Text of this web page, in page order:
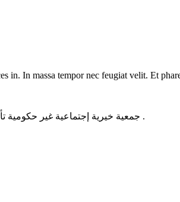
In massa tempor nec feugiat velit. Et
جمعية خيرية إجتماعية غير حكومية تأسست عام 2011 من أجل تطوير المجتمع وتقديم المساعدات للأسر المعوزه .